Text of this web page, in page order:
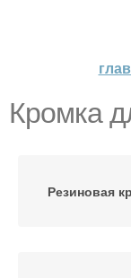
Кромка
Резиновая